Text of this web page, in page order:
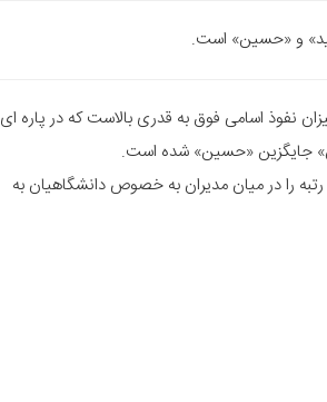
و «حسین» است.
نفوذ اسامی فوق به قدری بالاست که در پاره ای
جایگزین «حسین» شده است.
را در میان مدیران به خصوص دانشگاهیان به